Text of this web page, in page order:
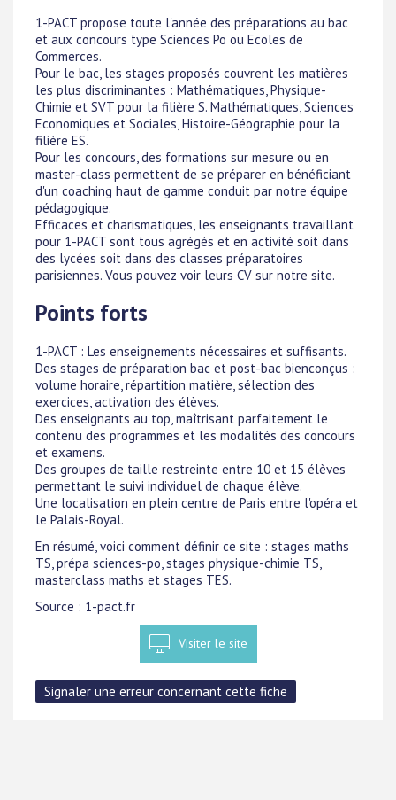
1-PACT propose toute l'année des préparations au bac
et aux concours type Sciences Po ou Ecoles de
Commerces.
Pour le bac, les stages proposés couvrent les matières
les plus discriminantes : Mathématiques, Physique-
Chimie et SVT pour la filière S. Mathématiques, Sciences
Economiques et Sociales, Histoire-Géographie pour la
filière ES.
Pour les concours, des formations sur mesure ou en
master-class permettent de se préparer en bénéficiant
d'un coaching haut de gamme conduit par notre équipe
pédagogique.
Efficaces et charismatiques, les enseignants travaillant
pour 1-PACT sont tous agrégés et en activité soit dans
des lycées soit dans des classes préparatoires
parisiennes. Vous pouvez voir leurs CV sur notre site.
Points forts
1-PACT : Les enseignements nécessaires et suffisants.
Des stages de préparation bac et post-bac bienconçus :
volume horaire, répartition matière, sélection des
exercices, activation des élèves.
Des enseignants au top, maîtrisant parfaitement le
contenu des programmes et les modalités des concours
et examens.
Des groupes de taille restreinte entre 10 et 15 élèves
permettant le suivi individuel de chaque élève.
Une localisation en plein centre de Paris entre l'opéra et
le Palais-Royal.
En résumé, voici comment définir ce site : stages maths
TS, prépa sciences-po, stages physique-chimie TS,
masterclass maths et stages TES.
Source : 1-pact.fr
Visiter le site